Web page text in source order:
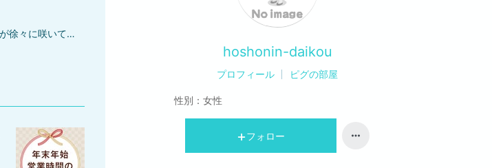
みなさん、こんにちは(*^-^*)仙台もすっかり暖かくなって桜が徐々に咲いてきました🌸最近、よくお電話で頂くお問合せのお話です。お客様「そちらは相互保証なのか？」という内容です。えっ！！？？相互保証なんて、やってないですよ～！相互保証とは、お互いが保証人になることをいいます。わかりやすく解説すると「契約者Ａさん、保証人Ｂさん」「契約者Ｂさん、保証人Ａさん」つまり、お互いが契約上必要な保証人になり合うシステムなのです。実はこんなことやるとトラブルの原因になってしまうんですぅ！！とっても危険なシステム… それが相互保証なんです。ちなみに相互保証を扱う会社は、信用がなく保証人になれる人がいない会社です。弊社では、役員等が保証人になるケースがほとんどですし、第三者に保証人をお願いすることはありません。なので相互保証なんてこれまで一度も行ったことはないです！弊社の代表者は、弁理士（未登録）、行政書士、社会保険労務士としてまじめに事務所を２０年以上経営してきておりますので、トラブルの原因になる相互保証なんて絶対にしないです。さらに、士業事務所が運営する保証会社ですので、お客様から預かった書類に関して厳重に管理して、一定期間が経過した後、全て適切にシュレッダーにかけさせて頂きまして個人情報が外部に漏れることが無いように万全の態勢を整えております。その他ご不明な点等ございましたらお気軽にご連絡下さい(*^-^*)
hoshonin-daikou
プロフィール ピグの部屋
性別： 女性
フォロー